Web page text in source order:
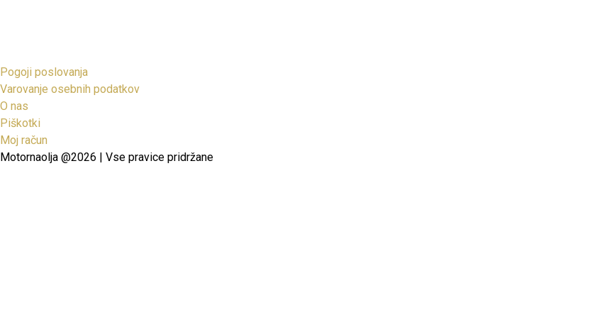
Pogoji poslovanja
Varovanje osebnih podatkov
O nas
Piškotki
Moj račun
Motornaolja @2026 | Vse pravice pridržane